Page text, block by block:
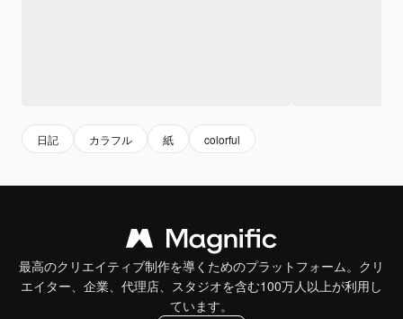
日記 カラフル 紙 colorful
最高のクリエイティブ制作を導くためのプラットフォーム。クリ
エイター、企業、代理店、スタジオを含む100万人以上が利用し
ています。